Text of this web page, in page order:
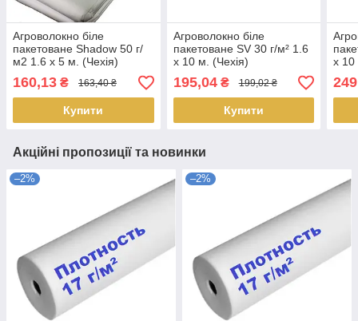
Агроволокно біле
пакетоване Shadow 50 г/
м2 1.6 х 5 м. (Чехія)
160,13 ₴ 163,40 ₴
Купити
Агроволокно біле
пакетоване SV 30 г/м² 1.6
х 10 м. (Чехія)
195,04₴ 199,02 ₴
Купити
х 10
Акційні пропозиції та новинки
–2% –2%